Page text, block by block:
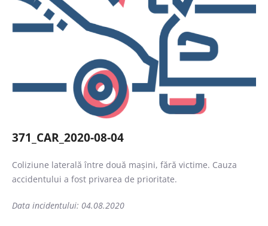
Caută
371_CAR_2020-08-04
Coliziune laterală între două mașini, fără victime. Cauza
accidentului a fost privarea de prioritate.
Data incidentului: 04.08.2020